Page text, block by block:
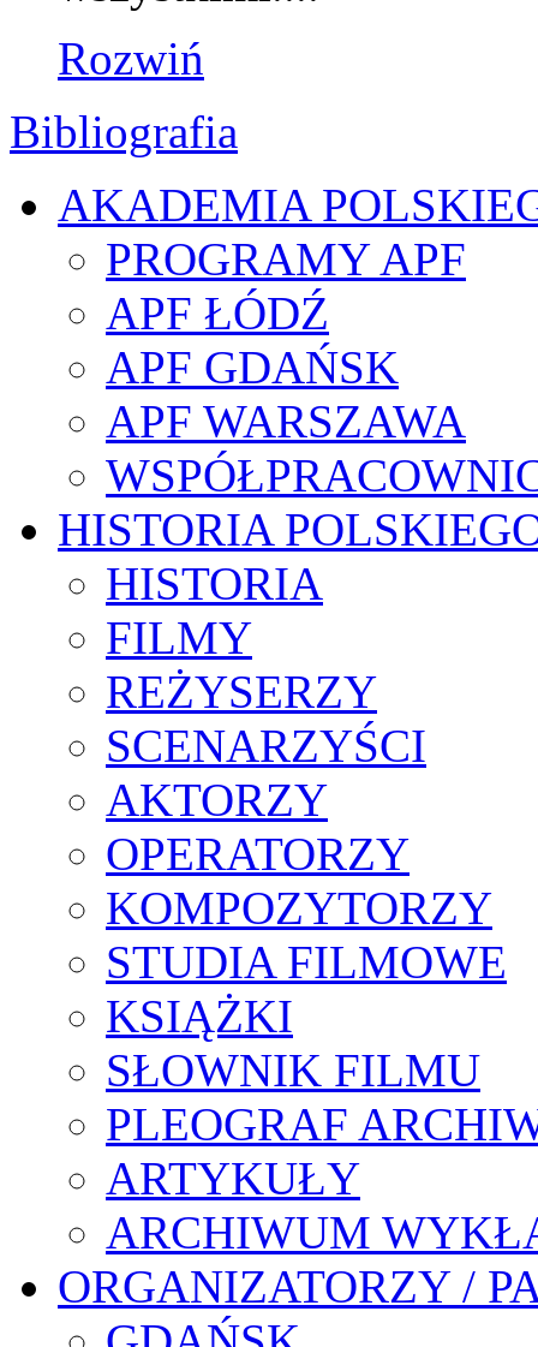
Rozwiń
Bibliografia
AKADEMIA
PROGRAMY APF
APF ŁÓDŹ
APF GDAŃSK
APF WARSZAWA
HISTORIA
HISTORIA
FILMY
REŻYSERZY
SCENARZYŚCI
AKTORZY
OPERATORZY
KOMPOZYTORZY
STUDIA FILMOWE
KSIĄŻKI
SŁOWNIK FILMU
PLEOGRAF
ARTYKUŁY
ARCHIWUM
ORGANIZATORZY /